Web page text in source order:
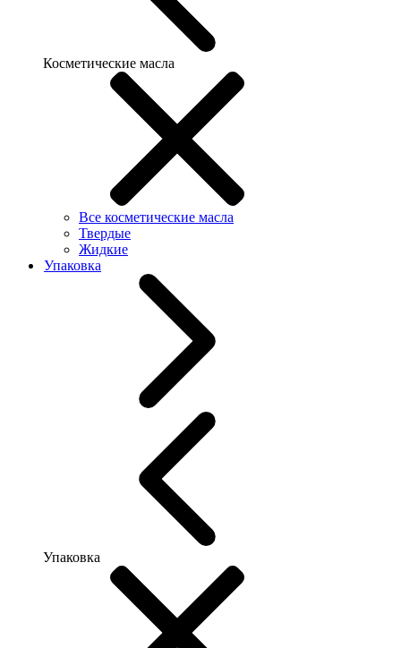
Косметические масла
Все косметические масла
Твердые
Жидкие
Упаковка
Упаковка